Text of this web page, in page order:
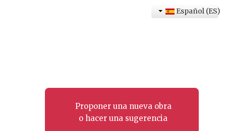
Proponer una nueva obra
o hacer una sugerencia
Español (ES)